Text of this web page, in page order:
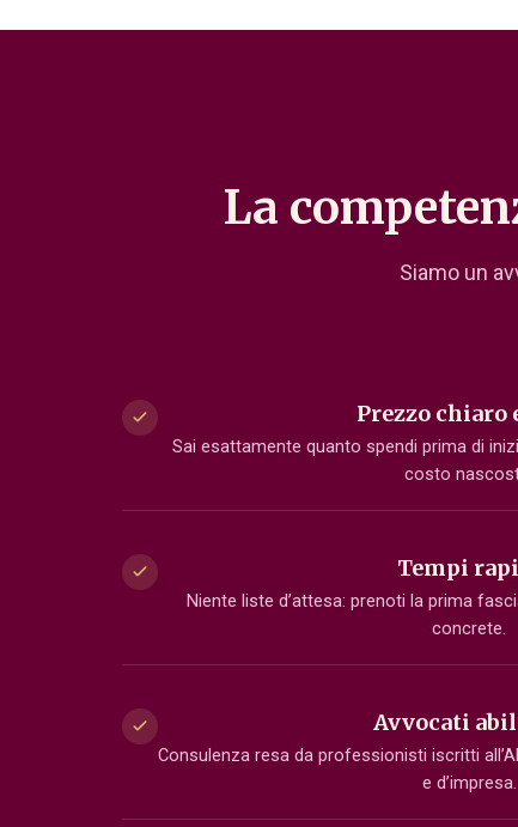
La
Siamo un
Prezzo chiaro
Sai esattamente quanto spendi prima di
costo
Tempi
Niente liste d’attesa: prenoti la prima
concrete.
Avvocati
Consulenza resa da professionisti iscritti
e d’impresa.